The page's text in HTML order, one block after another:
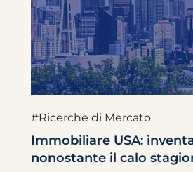
#Ricerche di Mercato
Immobiliare USA:
nonostante il calo